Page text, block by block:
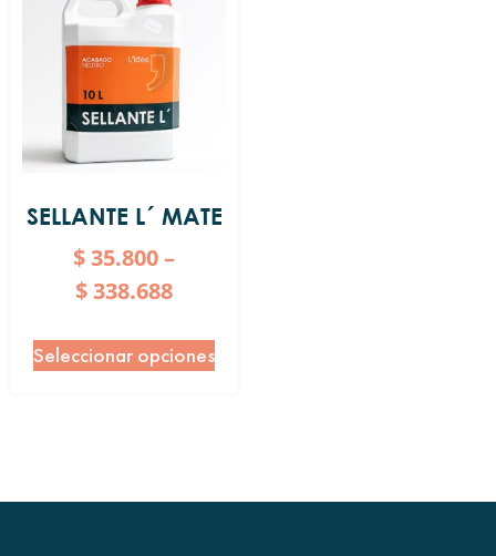
SELLANTE L´ MATE
$35.800–
$338.688
Seleccionar opciones